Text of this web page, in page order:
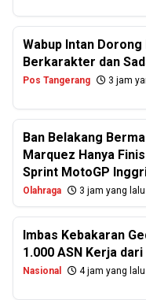
Wabup Intan
Berkarakter dan
Pos Tangerang 3 jam
Ban Belakang
Marquez Hanya
Sprint MotoGP
Olahraga 3 jam yang lalu
Imbas Kebakaran
1.000 ASN Kerja dari
Nasional 4 jam yang lalu